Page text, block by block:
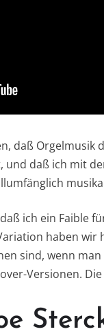
daß
und daß ich mit
ich ein Faible
haben
sind, wenn
Versionen.